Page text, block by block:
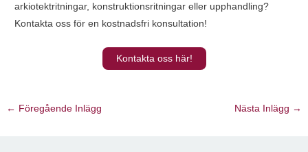
arkiotektritningar, konstruktionsritningar eller upphandling?
Kontakta oss för en kostnadsfri konsultation!
Kontakta oss här!
← Föregående Inlägg Nästa Inlägg →